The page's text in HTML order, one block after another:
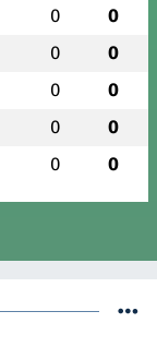
0 0
0 0
0 0
0 0
0 0